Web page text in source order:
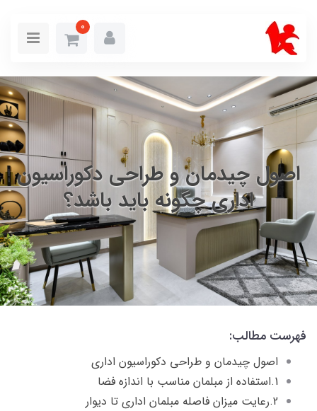
0
اصول چیدمان و طراحی دکوراسیون
اداری چگونه باید باشد؟
فهرست مطالب:
اصول چیدمان و طراحی دکوراسیون اداری
1.استفاده از مبلمان مناسب با اندازه فضا
2.رعایت میزان فاصله مبلمان اداری تا دیوار